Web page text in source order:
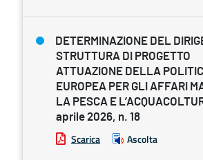
DETERMINAZIONE DEL
STRUTTURA DI PROGETTO
ATTUAZIONE DELLA
EUROPEA PER GLI AFFARI
LA PESCA E
aprile 2026, n. 18
Scarica Ascolta